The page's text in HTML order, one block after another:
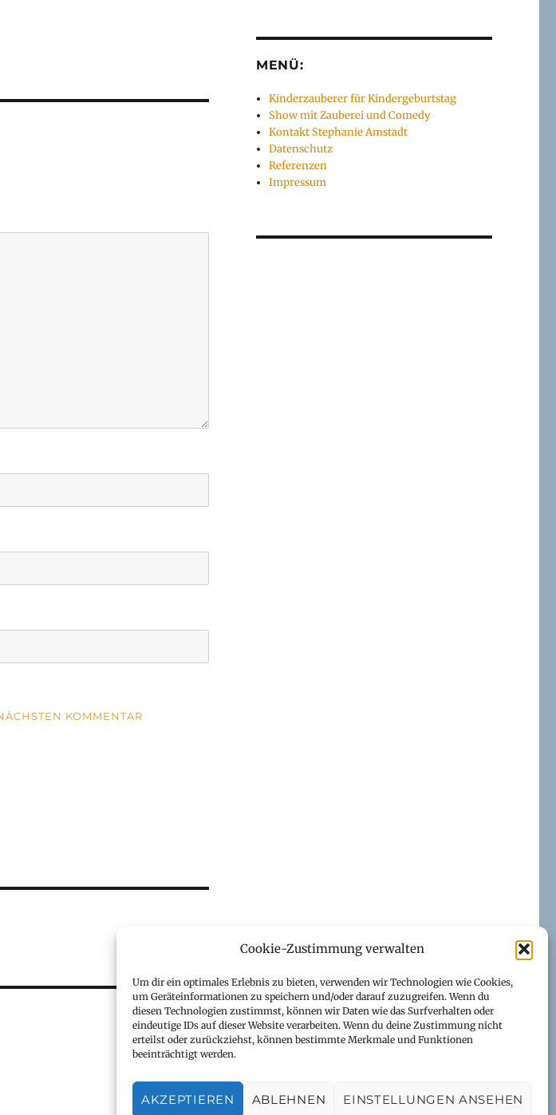
Cookie-Zustimmung verwalten
Um dir ein optimales Erlebnis zu bieten, verwenden wir Technologien wie Cookies,
um Geräteinformationen zu speichern und/oder darauf zuzugreifen. Wenn du
diesen Technologien zustimmst, können wir Daten wie das Surfverhalten oder
eindeutige IDs auf dieser Website verarbeiten. Wenn du deine Zustimmung nicht
erteilst oder zurückziehst, können bestimmte Merkmale und Funktionen
beeinträchtigt werden.
AKZEPTIEREN ABLEHNEN EINSTELLUNGEN ANSEHEN
KOMMENTAR
MENÜ:
Kinderzauberer für Kindergeburtstag
Show mit Zauberei und Comedy
Kontakt Stephanie Amstadt
Datenschutz
Referenzen
Impressum